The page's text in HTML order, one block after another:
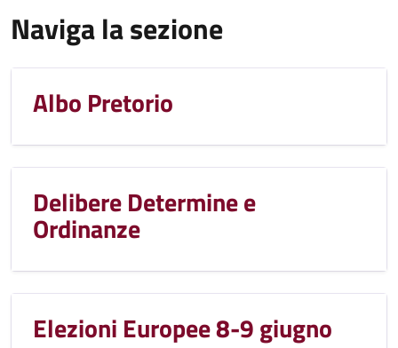
Naviga la sezione
Albo Pretorio
Delibere Determine e
Ordinanze
Elezioni Europee 8-9 giugno